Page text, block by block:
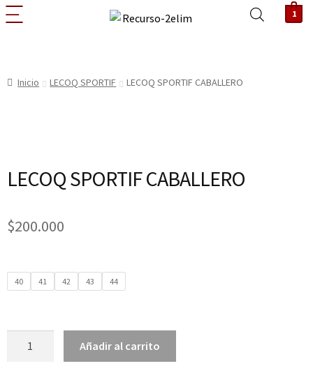
1
Inicio LECOQ SPORTIF LECOQ SPORTIF CABALLERO
LECOQ SPORTIF CABALLERO
$200.000
40 41 42 43 44
Añadir al carrito